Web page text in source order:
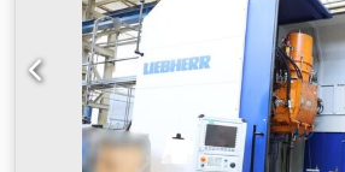
m/min Dsdpfxsgyd T Ej Almskr